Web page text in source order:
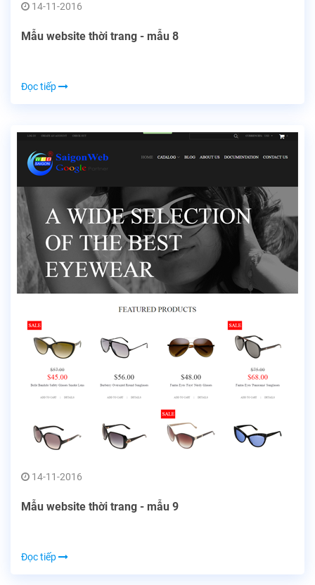
14-11-2016
Mẫu website thời trang - mẫu 8
Đọc tiếp
14-11-2016
Mẫu website thời trang - mẫu 9
Đọc tiếp